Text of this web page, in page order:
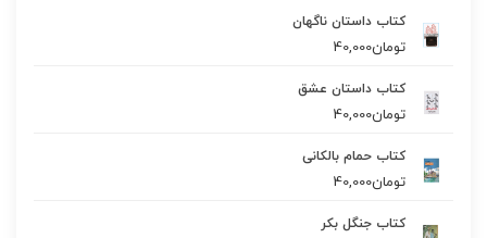
کتاب داستان ناگهان
تومان40,000
کتاب داستان عشق
تومان40,000
کتاب حمام بالکانی
تومان40,000
کتاب جنگل بکر